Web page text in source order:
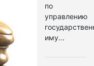
по
управлению
иму...